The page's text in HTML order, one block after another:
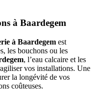
à Baardegem
à Baardegem est
les bouchons ou les
, l’eau calcaire et les
vos installations. Une
la longévité de vos
coûteuses.